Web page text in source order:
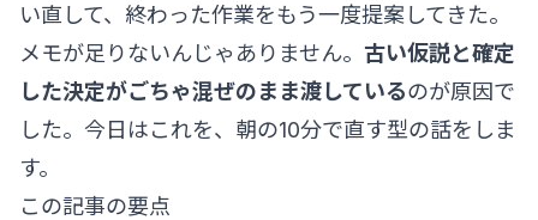
い直して、終わった作業をもう一度提案してきた。
メモが足りないんじゃありません。 古い仮説と確定
した決定がごちゃ混ぜのまま渡しているのが原因で
した。今日はこれを、朝の10分で直す型の話をしま
す。
この記事の要点